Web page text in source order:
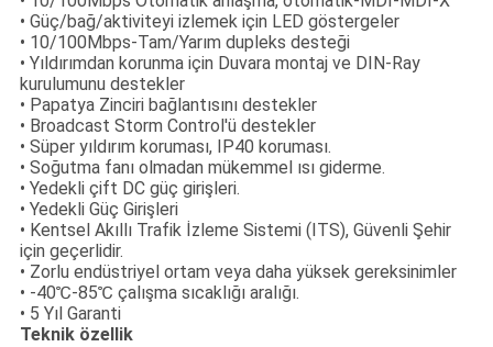
• Güç/bağ/aktiviteyi izlemek için LED göstergeler
• 10/100Mbps-Tam/Yarım dupleks desteği
• Yıldırımdan korunma için Duvara montaj ve DIN-Ray
kurulumunu destekler
• Papatya Zinciri bağlantısını destekler
• Broadcast Storm Control'ü destekler
• Süper yıldırım koruması, IP40 koruması.
• Soğutma fanı olmadan mükemmel ısı giderme.
• Yedekli çift DC güç girişleri.
• Yedekli Güç Girişleri
• Kentsel Akıllı Trafik İzleme Sistemi (ITS), Güvenli Şehir
için geçerlidir.
• Zorlu endüstriyel ortam veya daha yüksek gereksinimler
• -40℃-85℃ çalışma sıcaklığı aralığı.
• 5 Yıl Garanti
Teknik özellik